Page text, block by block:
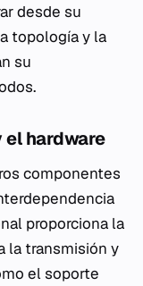
desde su
topología y la
su
el hardware
componentes
proporciona la
la transmisión y
el soporte